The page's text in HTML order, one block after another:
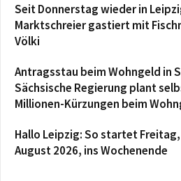
Seit Donnerstag wieder in
Marktschreier gastiert mit
Völki
Antragsstau beim Wohngeld in
Sächsische Regierung plant
Millionen-Kürzungen beim
Hallo Leipzig: So startet
August 2026, ins Wochenende